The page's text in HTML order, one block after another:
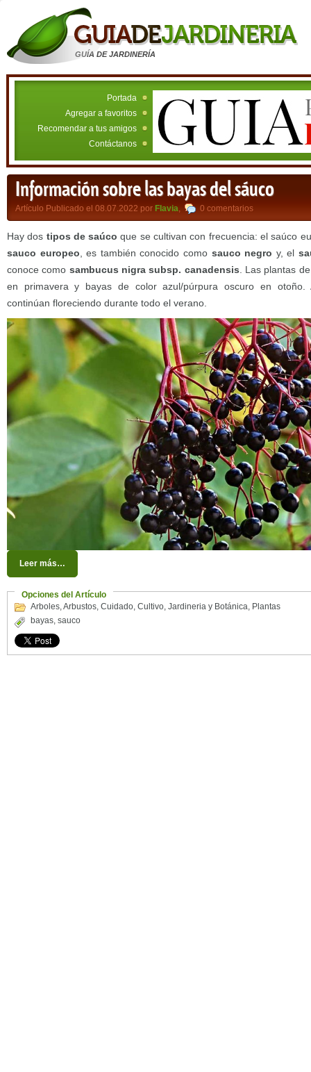
GUÍA DE JARDINERÍA
Portada
Agregar a favoritos
Recomendar a tus amigos
Contáctanos
Información sobre las bayas del sáuco
Artículo Publicado el 08.07.2022 por Flavia, 0 comentarios
Hay dos tipos de saúco que se cultivan con frecuencia: el saúco
sauco europeo , es también conocido como sauco negro y, el
conoce como sambucus nigra subsp. canadensis . Las plantas
en primavera y bayas de color azul/púrpura oscuro en otoño.
continúan floreciendo durante todo el verano.
Leer más…
Opciones del Artículo
Arboles,Arbustos, Cuidado, Cultivo, Jardineria y Botánica, Plantas
bayas, sauco